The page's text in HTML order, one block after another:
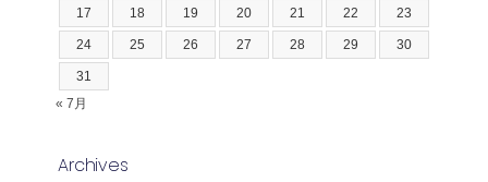
17 18 19 20 21 22 23
24 25 26 27 28 29 30
31
« 7月
Archives